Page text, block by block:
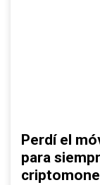
Perdí el
para